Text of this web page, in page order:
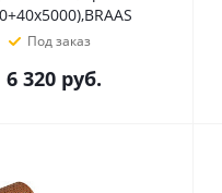
Под заказ
6 320 руб.